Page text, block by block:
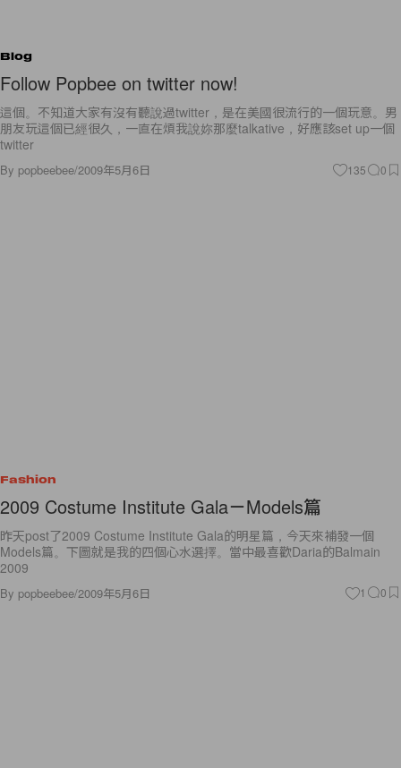
Blog
Follow Popbee on twitter now!
這個。不知道大家有沒有聽說過twitter，是在美國很流行的一個玩意。男
朋友玩這個已經很久，一直在煩我說妳那麼talkative，好應該set up一個
twitter
By popbeebee/2009年5月6日 135 0
Fashion
2009 Costume Institute Gala－Models篇
昨天post了2009 Costume Institute Gala的明星篇，今天來補發一個
Models篇。下圖就是我的四個心水選擇。當中最喜歡Daria的Balmain
2009
By popbeebee/2009年5月6日 1 0